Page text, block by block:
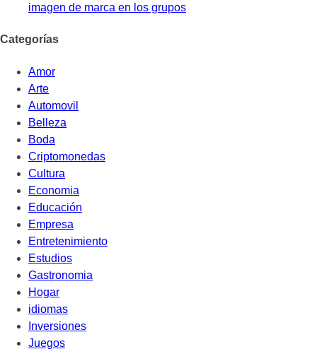
imagen de marca en los grupos
Categorías
Amor
Arte
Automovil
Belleza
Boda
Criptomonedas
Cultura
Economia
Educación
Empresa
Entretenimiento
Estudios
Gastronomia
Hogar
idiomas
Inversiones
Juegos